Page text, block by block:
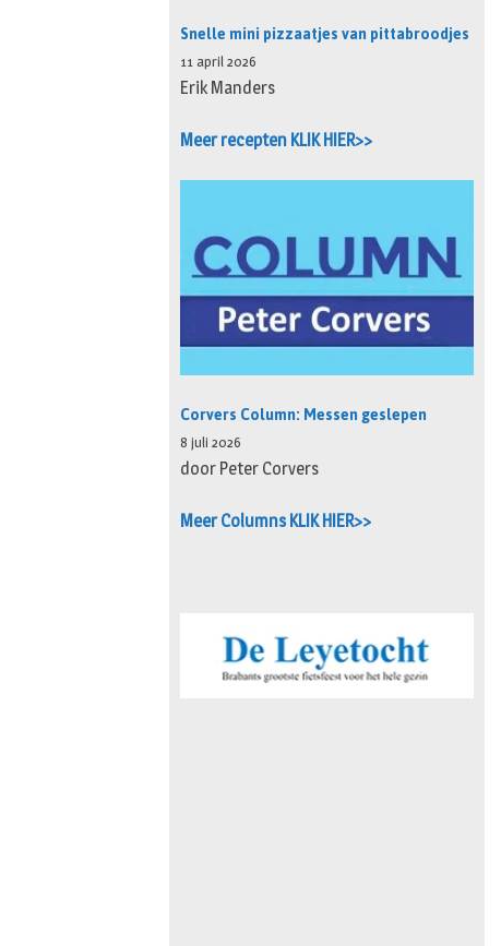
Snelle mini pizzaatjes van pittabroodjes
11 april 2026
Erik Manders
Meer recepten KLIK HIER>>
Corvers Column: Messen geslepen
8 juli 2026
door Peter Corvers
Meer Columns KLIK HIER>>